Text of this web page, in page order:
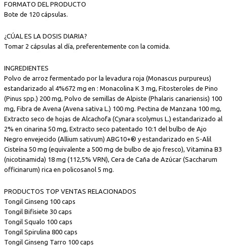
FORMATO DEL PRODUCTO
Bote de 120 cápsulas.
¿CÚAL ES LA DOSIS DIARIA?
Tomar 2 cápsulas al día, preferentemente con la comida.
INGREDIENTES
Polvo de arroz fermentado por la levadura roja (Monascus purpureus)
estandarizado al 4%672 mg en : Monacolina K 3 mg, Fitosteroles de Pino
(Pinus spp.) 200 mg, Polvo de semillas de Alpiste (Phalaris canariensis) 100
mg, Fibra de Avena (Avena sativa L.) 100 mg. Pectina de Manzana 100 mg,
Extracto seco de hojas de Alcachofa (Cynara scolymus L.) estandarizado al
2% en cinarina 50 mg, Extracto seco patentado 10:1 del bulbo de Ajo
Negro envejecido (Allium sativum) ABG10+® y estandarizado en S-Alil
Cisteína 50 mg (equivalente a 500 mg de bulbo de ajo fresco), Vitamina B3
(nicotinamida) 18 mg (112,5% VRN), Cera de Caña de Azúcar (Saccharum
officinarum) rica en policosanol 5 mg.
PRODUCTOS TOP VENTAS RELACIONADOS
Tongil Ginseng 100 caps
Tongil Bifisiete 30 caps
Tongil Squalo 100 caps
Tongil Spirulina 800 caps
Tongil Ginseng Tarro 100 caps